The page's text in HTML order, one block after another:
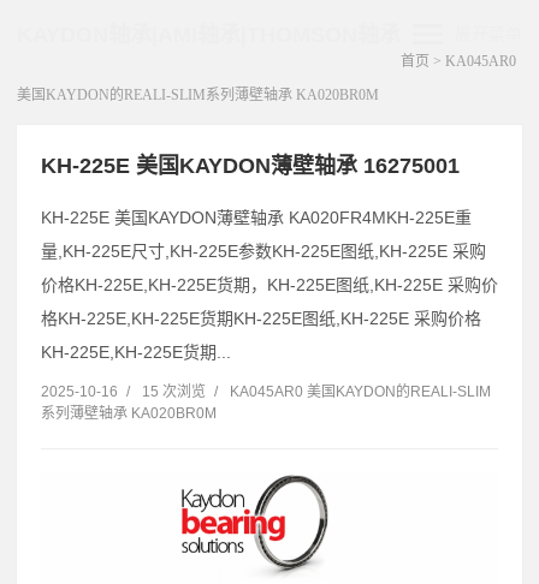
首页 > KA045AR0
美国KAYDON的REALI-SLIM系列薄壁轴承 KA020BR0M
KH-225E 美国KAYDON薄壁轴承 16275001
KH-225E 美国KAYDON薄壁轴承 KA020FR4MKH-225E重
量,KH-225E尺寸,KH-225E参数KH-225E图纸,KH-225E 采购
价格KH-225E,KH-225E货期，KH-225E图纸,KH-225E 采购价
格KH-225E,KH-225E货期KH-225E图纸,KH-225E 采购价格
KH-225E,KH-225E货期...
2025-10-16 / 15 次浏览 /
KA045AR0 美国KAYDON的REALI-SLIM
系列薄壁轴承 KA020BR0M